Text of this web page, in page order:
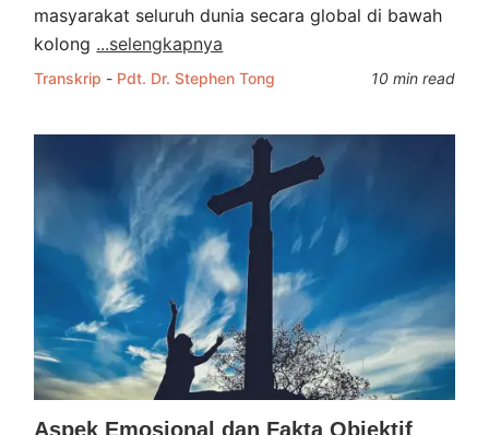
masyarakat seluruh dunia secara global di bawah
kolong ...selengkapnya
Transkrip - Pdt. Dr. Stephen Tong 10 min read
Aspek Emosional dan Fakta Objektif